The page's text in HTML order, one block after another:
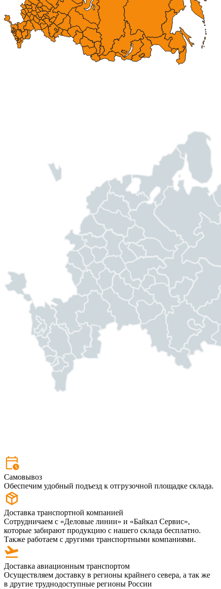
Самовывоз
Обеспечим удобный подъезд к отгрузочной площадке склада.
Доставка транспортной компанией
Сотрудничаем с «Деловые линии» и «Байкал Сервис»,
которые забирают продукцию с нашего склада бесплатно.
Также работаем с другими транспортными компаниями.
Доставка авиационным транспортом
Осуществляем доставку в регионы крайнего севера, а так же
в другие труднодоступные регионы России